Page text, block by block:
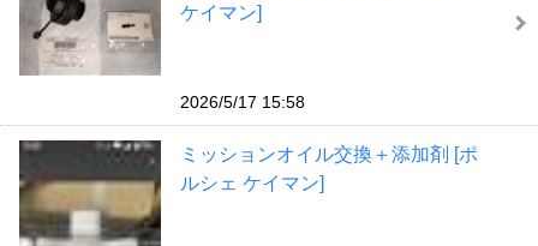
ケイマン]
2026/5/17 15:58
ミッションオイル交換＋添加剤 [ポ
ルシェ ケイマン]